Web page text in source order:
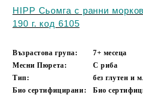
HIPP Сьомга с ранни
190 г. код 6105
Възрастова група:
7+ месеца
Месни Пюрета:
С риба
Тип:
без глутен и
Био сертифицирани:
Био